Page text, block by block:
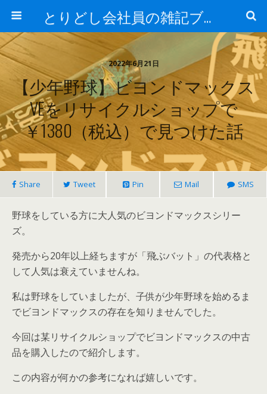
とりどし会社員の雑記ブログ
2022年6月21日
【少年野球】ビヨンドマックス
VEをリサイクルショップで
￥1380（税込）で見つけた話
Share Tweet Pin Mail SMS
野球をしている方に大人気のビヨンドマックスシリー
ズ。
発売から20年以上経ちますが 「飛ぶバット」の代表格と
して人気は衰えていませんね。
私は野球をしていましたが、子供が少年野球を始めるま
でビヨンドマックスの存在を知りませんでした。
今回は某リサイクルショップでビヨンドマックスの中古
品を購入したので紹介します。
この内容が何かの参考になれば嬉しいです。